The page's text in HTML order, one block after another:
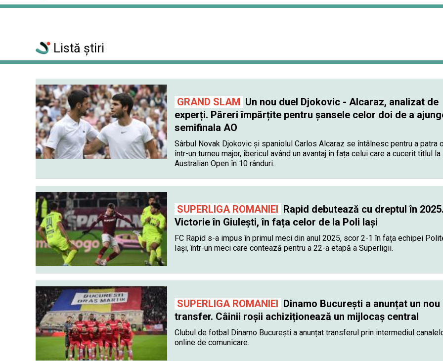
Listă știri
GRAND SLAM Un nou duel Djokovic - Alcaraz, analizat de
experți. Păreri împărțite pentru șansele celor doi de a
semifinala AO
Sârbul Novak Djokovic și spaniolul Carlos Alcaraz se întâlnesc pentru a patra
într-un turneu major, ibericul având un avantaj în fața celui care a cucerit titlul la
Australian Open în 10 rânduri.
SUPERLIGA ROMANIEI Rapid debutează cu dreptul în 2025.
Victorie în Giulești, în fața celor de la Poli Iași
FC Rapid s-a impus în primul meci din anul 2025, scor 2-1 în fața echipei
Iași, într-un meci care contează pentru a 22-a etapă a Superligii.
SUPERLIGA ROMANIEI Dinamo București a anunțat un nou
transfer. Câinii roșii achiziționează un mijlocaș central
Clubul de fotbal Dinamo București a anunțat transferul prin intermediul
online de comunicare.